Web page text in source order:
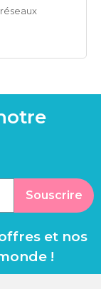
Souscrire
et nos
!